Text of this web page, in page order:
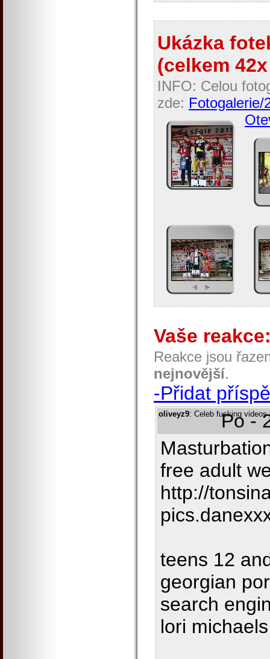
Ukázka
(celkem
INFO: Celou
zde: Fotogalerie/
Vaše
Reakce jsou
nejnovější.
-Přidat
oliveyz9: Celeb fucking
Po -
free adult
http://
teens 12
georgian
search
lori